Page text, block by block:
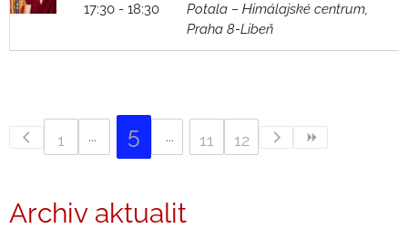
17:30 - 18:30
Potala – Himálajské centrum,
Praha 8-Libeň
1 5 11 12
Archiv aktualit